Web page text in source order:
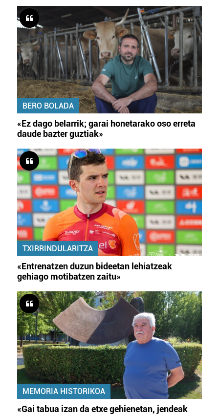
BERO BOLADA
«Ez dago belarrik; garai honetarako oso erreta
daude bazter guztiak»
TXIRRINDULARITZA
«Entrenatzen duzun bideetan lehiatzeak
gehiago motibatzen zaitu»
MEMORIA HISTORIKOA
«Gai tabua izan da etxe gehienetan, jendeak